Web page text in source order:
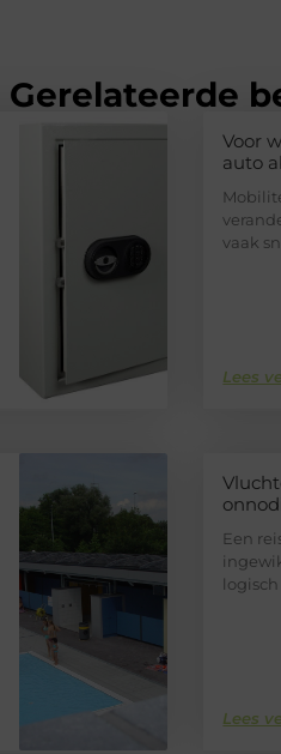
Gerelateerde
Voor
auto
vaak
Lees
Een
logisch
Lees